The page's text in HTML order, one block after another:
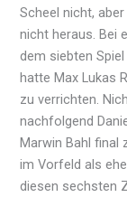
Scheel nicht,
nicht heraus. Bei
dem siebten
hatte Max Lukas
zu verrichten.
nachfolgend
Marwin Bahl final
im Vorfeld als
diesen sechsten